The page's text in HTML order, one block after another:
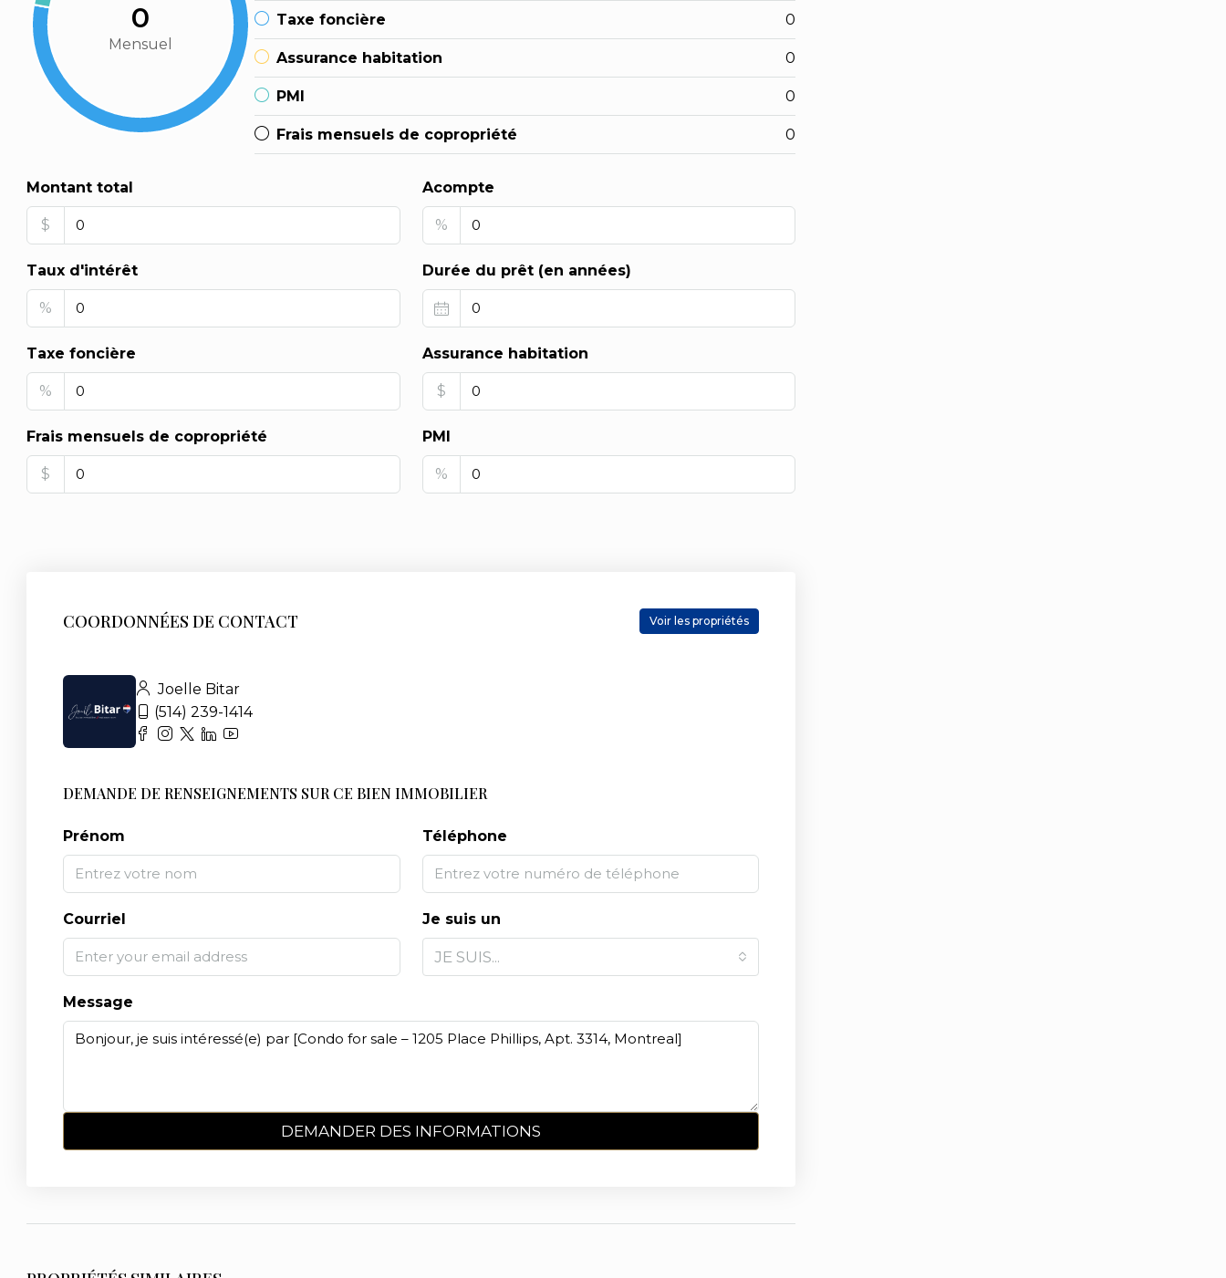
0
Mensuel
Taxe foncière 0
Assurance habitation 0
PMI 0
Frais mensuels de copropriété 0
Montant total
$
Acompte
%
Taux d'intérêt
%
Durée du prêt (en années)
Taxe foncière
%
Assurance habitation
$
Frais mensuels de copropriété
$
PMI
%
COORDONNÉES DE CONTACT Voir les propriétés
Joelle Bitar
(514) 239-1414
DEMANDE DE RENSEIGNEMENTS SUR CE BIEN IMMOBILIER
Prénom Téléphone
Courriel Je suis un
JE SUIS...
Message
DEMANDER DES INFORMATIONS